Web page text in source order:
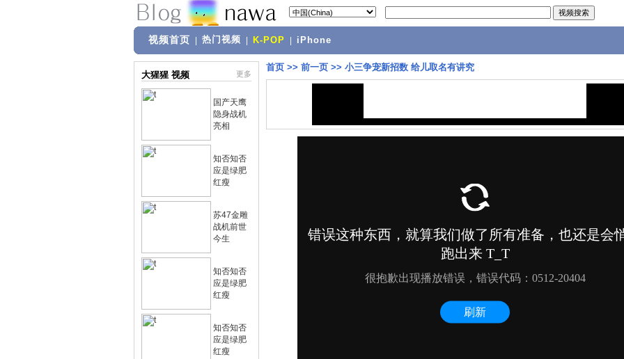
视频首页 热门视频 K-POP iPhone
大猩猩 视频 更多
国产天鹰
隐身战机
亮相
知否知否
应是绿肥
红瘦
苏47金雕
战机前世
今生
知否知否
应是绿肥
红瘦
知否知否
应是绿肥
红瘦
首页 >> 前一页 >> 小三争宠新招数 给儿取名有讲究